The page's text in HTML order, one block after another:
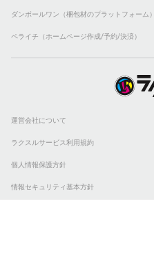
ダンボールワン（梱包材のプラットフォーム）
ペライチ（ホームページ作成/予約/決済）
運営会社について
ラクスルサービス利用規約
個人情報保護方針
情報セキュリティ基本方針